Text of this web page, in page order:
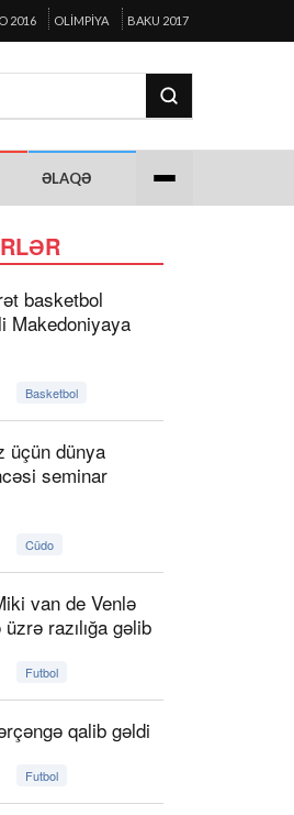
2016 OLIMPIYA BAKU 2017
ƏLAQƏ
basketbol
Makedoniyaya
Basketbol
üçün dünya
seminar
Cüdo
van de Venlə
razılığa gəlib
Futbol
qalib gəldi
Futbol